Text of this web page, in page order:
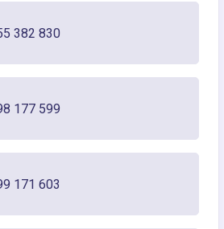
382 830
177 599
171 603